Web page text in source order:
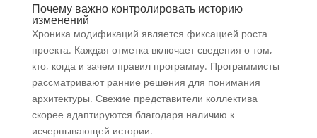
Почему важно контролировать историю
изменений
Хроника модификаций является фиксацией роста
проекта. Каждая отметка включает сведения о том,
кто, когда и зачем правил программу. Программисты
рассматривают ранние решения для понимания
архитектуры. Свежие представители коллектива
скорее адаптируются благодаря наличию к
исчерпывающей истории.